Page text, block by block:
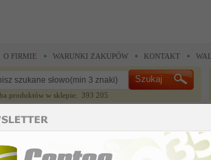
O FIRMIE WARUNKI ZAKUPÓW KONTAKT
produktów w sklepie: 393 205
CZĘŚCI ZAMIENNE
prasowalnicze > Wykładzina piankowa poliuretanowa, gr.